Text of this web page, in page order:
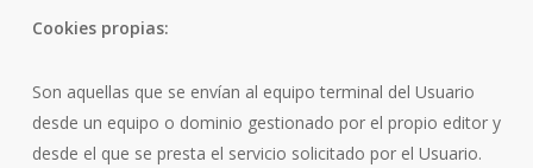
Cookies propias:
Son aquellas que se envían al equipo terminal del Usuario
desde un equipo o dominio gestionado por el propio editor y
desde el que se presta el servicio solicitado por el Usuario.